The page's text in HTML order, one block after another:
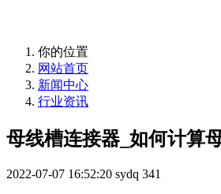
你的位置
网站首页
新闻中心
行业资讯
母线槽连接器_如何计算
2022-07-07 16:52:20 sydq 341